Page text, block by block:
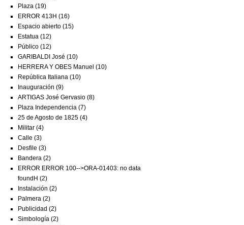
Plaza (19)
ERROR 413H (16)
Espacio abierto (15)
Estatua (12)
Público (12)
GARIBALDI José (10)
HERRERA Y OBES Manuel (10)
República Italiana (10)
Inauguración (9)
ARTIGAS José Gervasio (8)
Plaza Independencia (7)
25 de Agosto de 1825 (4)
Militar (4)
Calle (3)
Desfile (3)
Bandera (2)
ERROR ERROR 100-->ORA-01403: no data
foundH (2)
Instalación (2)
Palmera (2)
Publicidad (2)
Simbología (2)